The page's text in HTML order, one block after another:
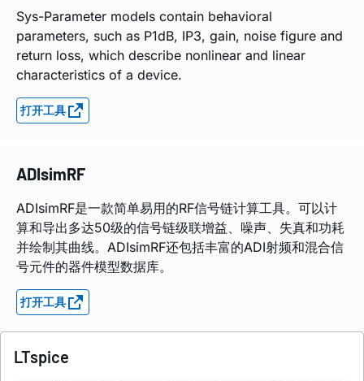
Sys-Parameter models contain behavioral
parameters, such as P1dB, IP3, gain, noise figure and
return loss, which describe nonlinear and linear
characteristics of a device.
打开工具
ADIsimRF
ADIsimRF是一款简单易用的RF信号链计算工具。可以计
算和导出多达50级的信号链级联增益、噪声、失真和功耗
并绘制其曲线。ADIsimRF还包括丰富的ADI射频和混合信
号元件的器件模型数据库。
打开工具
LTspice